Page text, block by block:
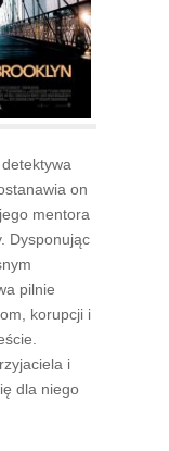
on
mentora
Dysponując
pilnie
korupcji i
i
dla niego